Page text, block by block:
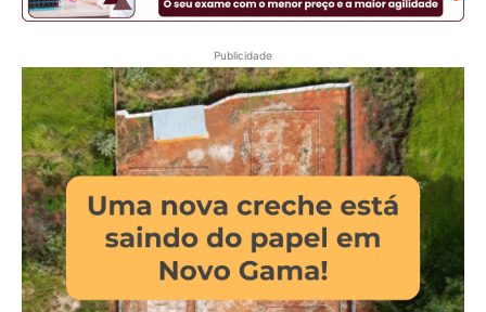
Publicidade